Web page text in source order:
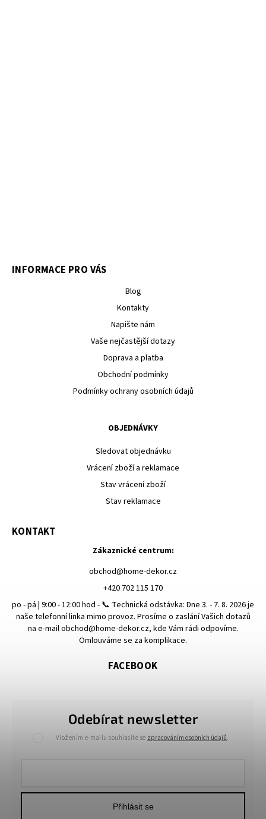
INFORMACE PRO VÁS
Blog
Kontakty
Napište nám
Vaše nejčastější dotazy
Doprava a platba
Obchodní podmínky
Podmínky ochrany osobních údajů
OBJEDNÁVKY
Sledovat objednávku
Vrácení zboží a reklamace
Stav vrácení zboží
Stav reklamace
Odebírat newsletter
Vložením e-mailu souhlasíte se zpracováním osobních údajů.
Přihlásit se
KONTAKT
Zákaznické centrum:
obchod@home-dekor.cz
+420 702 115 170
po - pá | 9:00 - 12:00 hod - 📞 Technická odstávka: Dne 3. - 7. 8. 2026 je
naše telefonní linka mimo provoz. Prosíme o zaslání Vašich dotazů
na e-mail obchod@home-dekor.cz, kde Vám rádi odpovíme.
Omlouváme se za komplikace.
FACEBOOK